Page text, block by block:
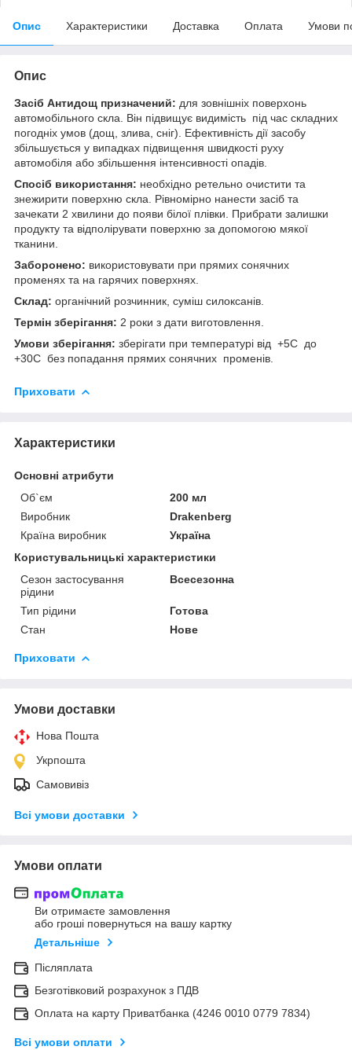
Опис Характеристики Доставка Оплата Умови
Опис
Засіб Антидощ призначений: для зовнішніх поверхонь
автомобільного скла. Він підвищує видимість під час складних
погодніх умов (дощ, злива, сніг). Ефективність дії засобу
збільшується у випадках підвищення швидкості руху
автомобіля або збільшення інтенсивності опадів.
Спосіб використання: необхідно ретельно очистити та
знежирити поверхню скла. Рівномірно нанести засіб та
зачекати 2 хвилини до появи білої плівки. Прибрати залишки
продукту та відполірувати поверхню за допомогою мякої
тканини.
Заборонено: використовувати при прямих сонячних
променях та на гарячих поверхнях.
Склад: органічний розчинник, суміш силоксанів.
Термін зберігання: 2 роки з дати виготовлення.
Умови зберігання: зберігати при температурі від +5С до
+30С без попадання прямих сонячних променів.
Приховати
Характеристики
Основні атрибути
Об`єм
200 мл
Виробник
Drakenberg
Країна виробник
Україна
Користувальницькі характеристики
Сезон застосування
рідини
Всесезонна
Тип рідини
Готова
Стан
Нове
Приховати
Умови доставки
Нова Пошта
Укрпошта
Самовивіз
Всі умови доставки
Умови оплати
Ви отримаєте замовлення
або гроші повернуться на вашу картку
Детальніше
Післяплата
Безготівковий розрахунок з ПДВ
Оплата на карту Приватбанка (4246 0010 0779 7834)
Всі умови оплати